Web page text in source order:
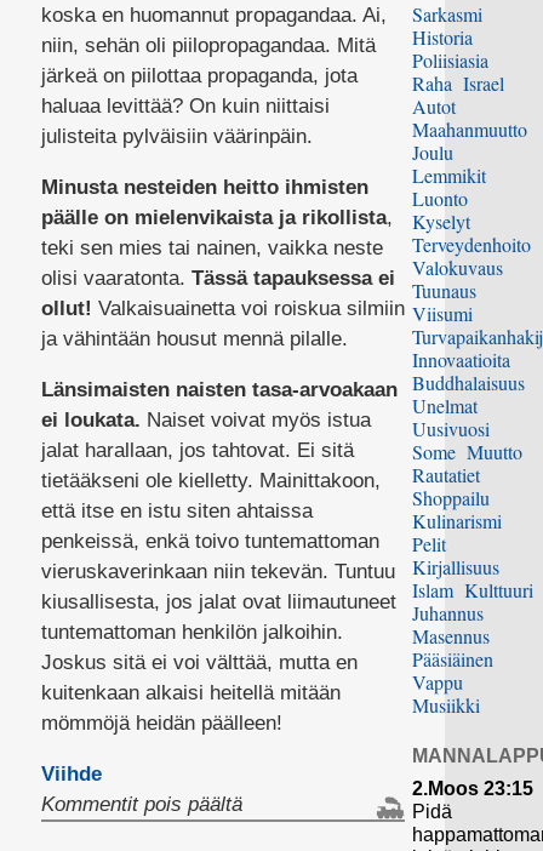
koska en huomannut propagandaa. Ai,
niin, sehän oli piilopropagandaa. Mitä
järkeä on piilottaa propaganda, jota
haluaa levittää? On kuin niittaisi
julisteita pylväisiin väärinpäin.
Minusta nesteiden heitto ihmisten
päälle on mielenvikaista ja rikollista,
teki sen mies tai nainen, vaikka neste
olisi vaaratonta. Tässä tapauksessa ei
ollut! Valkaisuainetta voi roiskua silmiin
ja vähintään housut mennä pilalle.
Länsimaisten naisten tasa-arvoakaan
ei loukata. Naiset voivat myös istua
jalat harallaan, jos tahtovat. Ei sitä
tietääkseni ole kielletty. Mainittakoon,
että itse en istu siten ahtaissa
penkeissä, enkä toivo tuntemattoman
vieruskaverinkaan niin tekevän. Tuntuu
kiusallisesta, jos jalat ovat liimautuneet
tuntemattoman henkilön jalkoihin.
Joskus sitä ei voi välttää, mutta en
kuitenkaan alkaisi heitellä mitään
mömmöjä heidän päälleen!
Viihde
Kommentit pois päältäartikkelissa
Sarkasmi
Historia
Poliisiasia
Raha Israel
Autot
Maahanmuutto
Joulu
Lemmikit
Luonto
Kyselyt
Terveydenhoito
Valokuvaus
Tuunaus
Viisumi
Innovaatioita
Buddhalaisuus
Unelmat
Uusivuosi
Some Muutto
Rautatiet
Shoppailu
Kulinarismi
Pelit
Kirjallisuus
Islam Kulttuuri
Juhannus
Masennus
Pääsiäinen
Vappu
Musiikki
2.Moos 23:15
Pidä